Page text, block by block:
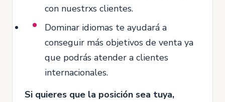
con nuestrxs clientes.
Dominar idiomas te ayudará a
conseguir más objetivos de venta ya
que podrás atender a clientes
internacionales.
Si quieres que la posición sea tuya,